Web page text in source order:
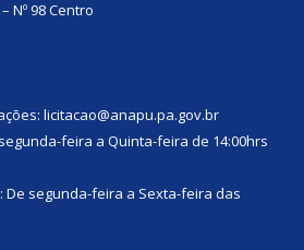
Nº 98 Centro
licitacao@anapu.pa.gov.br
feira a Quinta-feira de 14:00hrs
De segunda-feira a Sexta-feira das